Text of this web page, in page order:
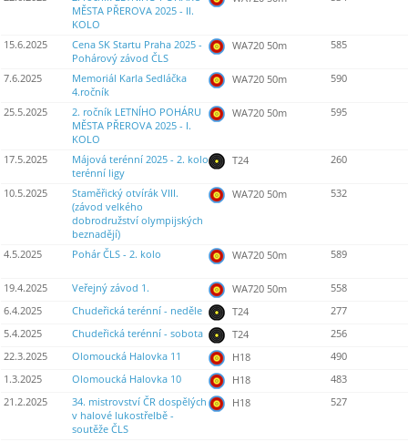
MĚSTA PŘEROVA 2025 - II.
KOLO
15.6.2025
Cena SK Startu Praha 2025 -
Pohárový závod ČLS
WA720 50m 585
7.6.2025
Memoriál Karla Sedláčka
4.ročník
WA720 50m 590
25.5.2025
2. ročník LETNÍHO POHÁRU
MĚSTA PŘEROVA 2025 - I.
KOLO
WA720 50m 595
17.5.2025
Májová terénní 2025 - 2. kolo
terénní ligy
T24 260
10.5.2025
Staměřický otvírák VIII.
(závod velkého
dobrodružství olympijských
beznadějí)
WA720 50m 532
4.5.2025 Pohár ČLS - 2. kolo WA720 50m 589
19.4.2025 Veřejný závod 1. WA720 50m
558
6.4.2025
Chudeřická terénní - neděle T24
277
5.4.2025
Chudeřická terénní - sobota T24
256
22.3.2025
Olomoucká Halovka 11 H18
490
1.3.2025
Olomoucká Halovka 10 H18
483
21.2.2025
34. mistrovství ČR dospělých
v halové lukostřelbě -
soutěže ČLS
H18 527